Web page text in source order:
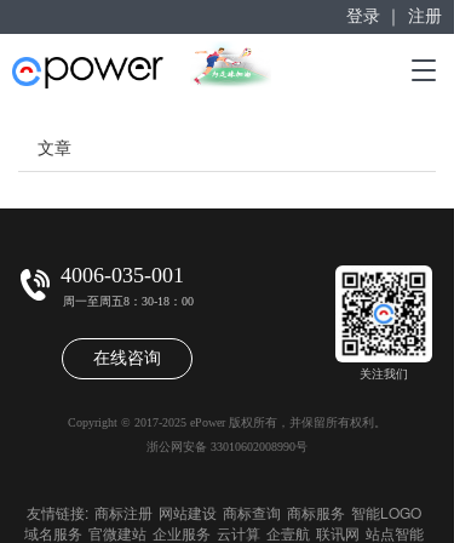
T
l
n
v
i
g
a
t
赋能“大众创业”
掘金万亿企业服务市场！
登录 ｜ 注册
文章
4006-035-001
周一至周五8：30-18：00
在线咨询
关注我们
Copyright © 2017-2025 ePower 版权所有，并保留所有权利。
浙公网安备 33010602008990号
友情链接: 商标注册 网站建设 商标查询 商标服务 智能LOGO
域名服务 官微建站 企业服务 云计算 企壹航 联讯网 站点智能